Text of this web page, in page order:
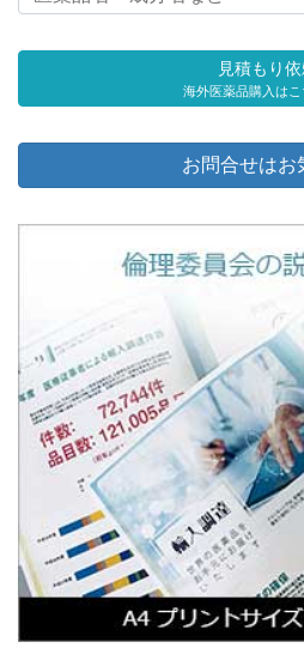
見積もり
海外医薬品購入はこ
お問合せはお